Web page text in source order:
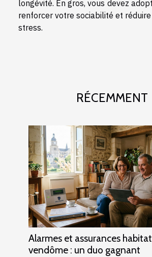
longévité. En gros, vous devez
renforcer votre sociabilité et
stress.
RÉCEMMENT
Alarmes et assurances
vendôme : un duo gagnant